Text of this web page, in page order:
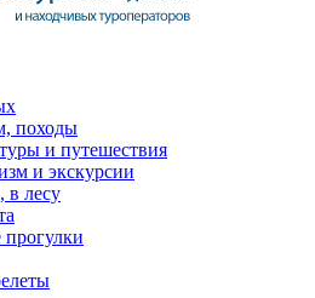
походы
и путешествия
и экскурсии
в лесу